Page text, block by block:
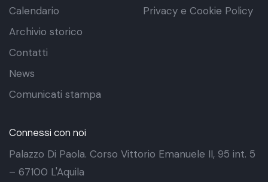
Calendario
Archivio storico
Contatti
News
Comunicati stampa
Privacy e Cookie Policy
Connessi con noi
Palazzo Di Paola. Corso Vittorio Emanuele II, 95 int. 5
– 67100 L'Aquila